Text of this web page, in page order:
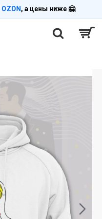
OZON , а цены ниже 🤗